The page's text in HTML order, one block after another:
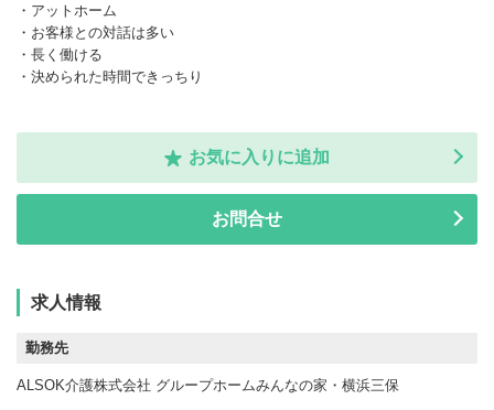
・アットホーム
・お客様との対話は多い
・長く働ける
・決められた時間できっちり
お気に入りに追加
お問合せ
求人情報
勤務先
ALSOK介護株式会社 グループホームみんなの家・横浜三保